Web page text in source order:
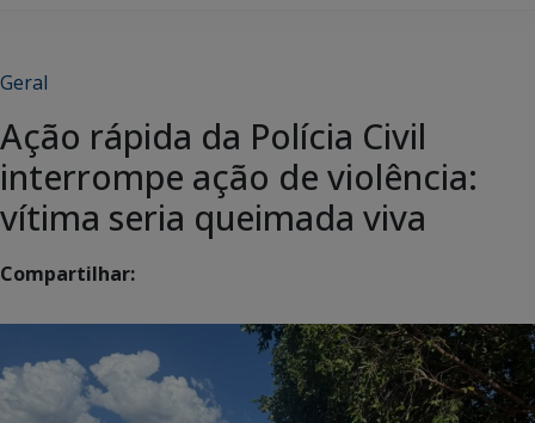
Geral
Ação rápida da Polícia Civil
interrompe ação de violência:
vítima seria queimada viva
Compartilhar: